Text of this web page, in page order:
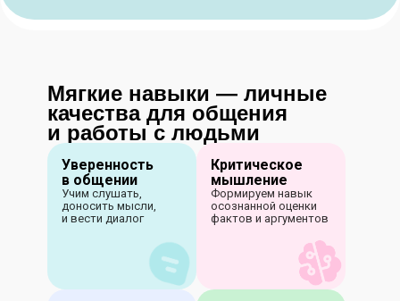
Мягкие навыки — личные
качества для общения
и работы с людьми
Уверенность
в общении
Учим слушать,
доносить мысли,
и вести диалог
Критическое
мышление
Формируем навык
осознанной оценки
фактов и аргументов